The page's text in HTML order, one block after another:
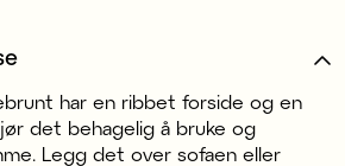
har en ribbet forside og en
det behagelig å bruke og
Legg det over sofaen eller